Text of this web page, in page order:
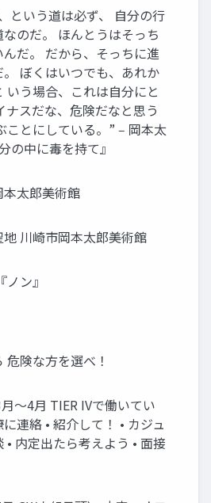
という道は必ず、 自分の行
なのだ。 ほんとうはそっち
だ。 だから、そっちに進
。 ぼくはいつでも、あれか
いう場合、これは自分にと
ナスだな、危険だなと思う
ことにしている。” ‒ 岡本太
の中に毒を持て』
本太郎美術館
川崎市岡本太郎美術館
ノン』
危険な方を選べ！
〜4月 TIER IVで働いてい
連絡 • 紹介して！ • カジュ
• 内定出たら考えよう • 面接